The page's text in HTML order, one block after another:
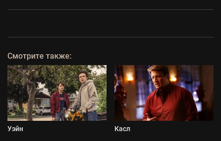
Смотрите также:
Уэйн Касл